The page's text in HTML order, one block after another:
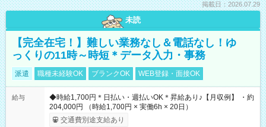
掲載日：2026.07.29
未読
【完全在宅！】難しい業務なし＆電話なし！ゆ
っくりの11時～時短＊データ入力・事務
派遣 職種未経験OK ブランクOK WEB登録・面接OK
給与
◆時給1,700円＊日払い・週払いOK＊昇給あり♪【月収例】 ・約
204,000円 （時給1,700円 × 実働6h × 20日）
交通費別途支給あり